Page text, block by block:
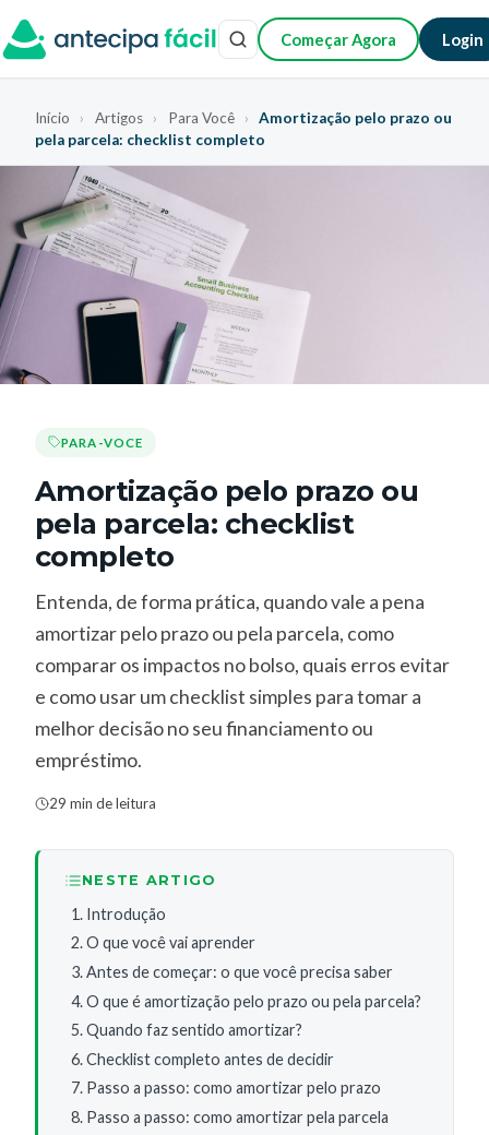
Começar Agora Login
Início › Artigos › Para Você ›
Amortização pelo prazo ou
pela parcela: checklist completo
PARA-VOCE
Amortização pelo prazo ou
pela parcela: checklist
completo
Entenda, de forma prática, quando vale a pena
amortizar pelo prazo ou pela parcela, como
comparar os impactos no bolso, quais erros evitar
e como usar um checklist simples para tomar a
melhor decisão no seu financiamento ou
empréstimo.
29 min de leitura
NESTE ARTIGO
Introdução
O que você vai aprender
Antes de começar: o que você precisa saber
O que é amortização pelo prazo ou pela parcela?
Quando faz sentido amortizar?
Checklist completo antes de decidir
Passo a passo: como amortizar pelo prazo
Passo a passo: como amortizar pela parcela